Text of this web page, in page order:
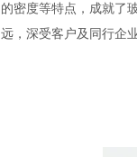
的密度等特点，成就了
远，深受客户及同行企